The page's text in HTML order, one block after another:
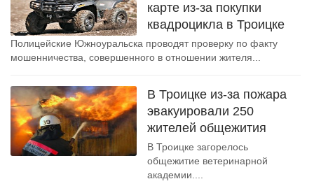
карте из-за покупки
квадроцикла в Троицке
Полицейские Южноуральска проводят проверку по факту
мошенничества, совершенного в отношении жителя...
В Троицке из-за пожара
эвакуировали 250
жителей общежития
В Троицке загорелось
общежитие ветеринарной
академии....